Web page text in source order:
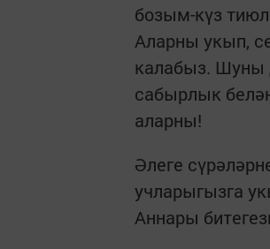
бозым-күз
Аларны укып,
калабыз. Шуны
сабырлык
аларны!
Әлеге
учларыгызга
Аннары